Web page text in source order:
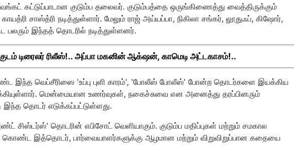
கட்டுப்பாடான குடும்ப தலைவர். குடும்பத்தை ஒருங்கிணைத்து வைத்திருக்கும்
சாஸ்த்ரி நடித்துள்ளார். மேலும் ராஜ் அய்யப்பா, நிகிலா சங்கர், லூதுஃப், கிஷோர்,
பலரும் இந்தத் தொடரில் நடித்துள்ளனர்.
டிரைலர் ரிலீஸ்!.. அப்பா மகனின் ஆக்‌ஷன், காமெடி அட்டகாசம்!..
இந்த வெப்சீரிஸை 'உப்பு புளி காரம்', 'போலீஸ் போலீஸ்' போன்ற தொடர்களை இயக்கிய
மென்மையான உணர்வுகள், நகைச்சுவை என அனைத்து தரப்பினரும்
இந்த தொடர் எடுக்கப்பட்டுள்ளது.
சிஸ்டர்ஸ்' தொடரின் எபிசோட் வெளியாகும். குடும்ப மதிப்புகள் மற்றும் சமகால
இத்தொடர், பார்வையாளர்களுக்கு ஆழமான மற்றும் விறுவிறுப்பான கதையை